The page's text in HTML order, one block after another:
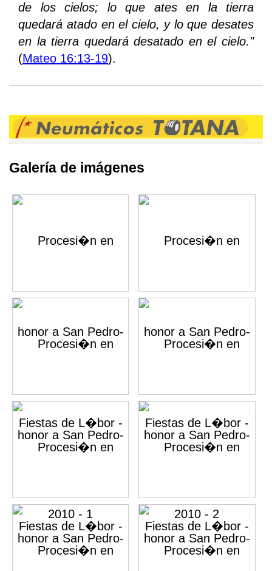
de los cielos; lo que ates en la tierra
quedará atado en el cielo, y lo que desates
en la tierra quedará desatado en el cielo."
(Mateo 16:13-19).
Galería de imágenes